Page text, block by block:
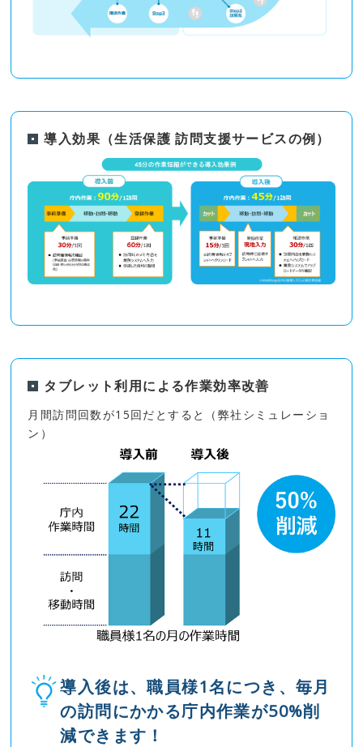
導入効果（生活保護 訪問支援サービスの例）
タブレット利用による作業効率改善
月間訪問回数が15回だとすると（弊社シミュレーショ
ン）
導入後は、職員様1名につき、毎月
の訪問にかかる庁内作業が50%削
減できます！